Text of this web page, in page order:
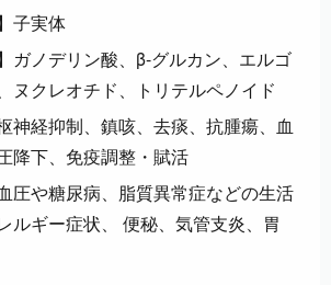
子実体
ガノデリン酸、β-グルカン、エルゴ
ヌクレオチド、トリテルペノイド
神経抑制、鎮咳、去痰、抗腫瘍、血
降下、免疫調整・賦活
圧や糖尿病、脂質異常症などの生活
ルギー症状、 便秘、気管支炎、胃